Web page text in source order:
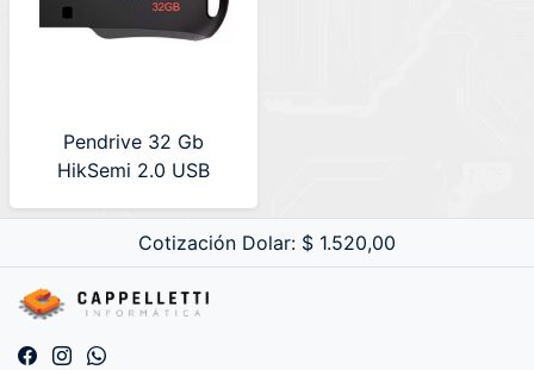
Pendrive 32 Gb
HikSemi 2.0 USB
M200R 32G)
Cotización Dolar: $ 1.520,00